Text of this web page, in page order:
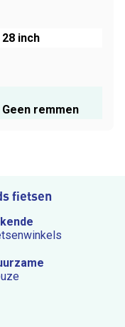
28 inch
Geen remmen
fietsen